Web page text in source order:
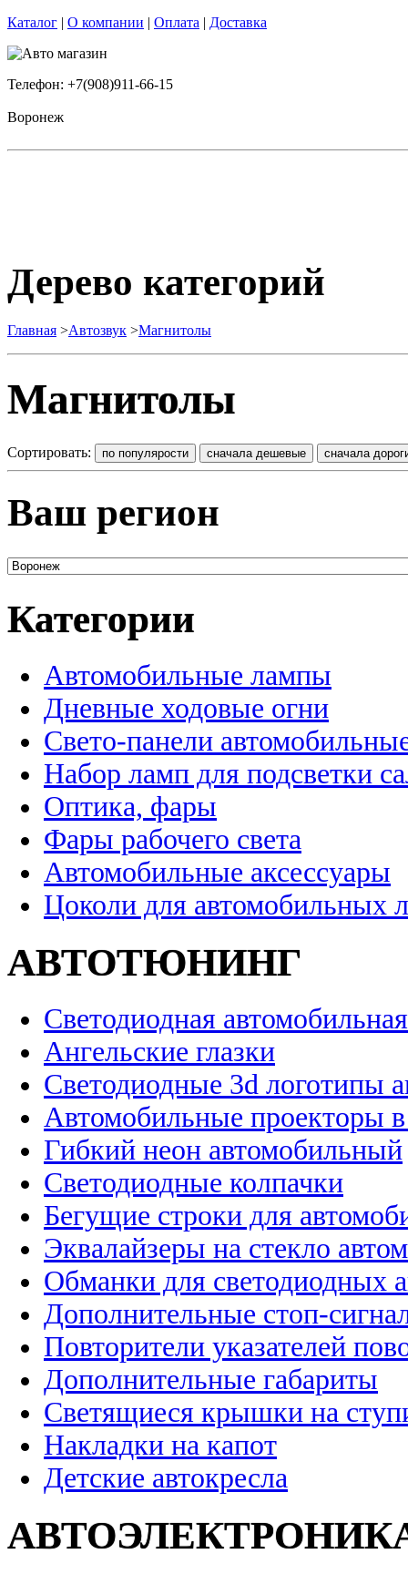
Каталог | О компании | Оплата | Доставка
Телефон: +7(908)911-66-15
Воронеж
Дерево категорий
Главная >Автозвук >Магнитолы
Магнитолы
Сортировать:
Ваш регион
Категории
Автомобильные лампы
Дневные ходовые огни
Свето-панели
Набор ламп для подсветки
Оптика, фары
Фары рабочего света
Автомобильные аксессуары
Цоколи для автомобильных
АВТОТЮНИНГ
Светодиодная
Ангельские глазки
Светодиодные 3d логотипы
Автомобильные проекторы
Гибкий неон автомобильный
Светодиодные колпачки
Бегущие строки для
Эквалайзеры на стекло
Обманки для светодиодных
Дополнительные стоп-
Повторители указателей
Дополнительные габариты
Светящиеся крышки на
Накладки на капот
Детские автокресла